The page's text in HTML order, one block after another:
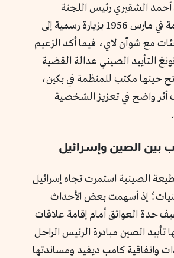
الشقيري رئيس اللجنة
التنفيذية للمنظمة في مارس 1956 بزيارة رسمية إلى
مع شوآن لاي، فيما أكد الزعيم
التأييد الصيني عدالة القضية
حينها مكتب للمنظمة في بكين،
أثر واضح في تعزيز الشخصية
بين الصين وإسرائيل
الصينية استمرت تجاه إسرائيل
إذ أسهمت بعض الأحداث
حدة العوائق أمام إقامة علاقات
تأييد الصين مبادرة الرئيس الراحل
واتفاقية كامب ديفيد ومساندتها